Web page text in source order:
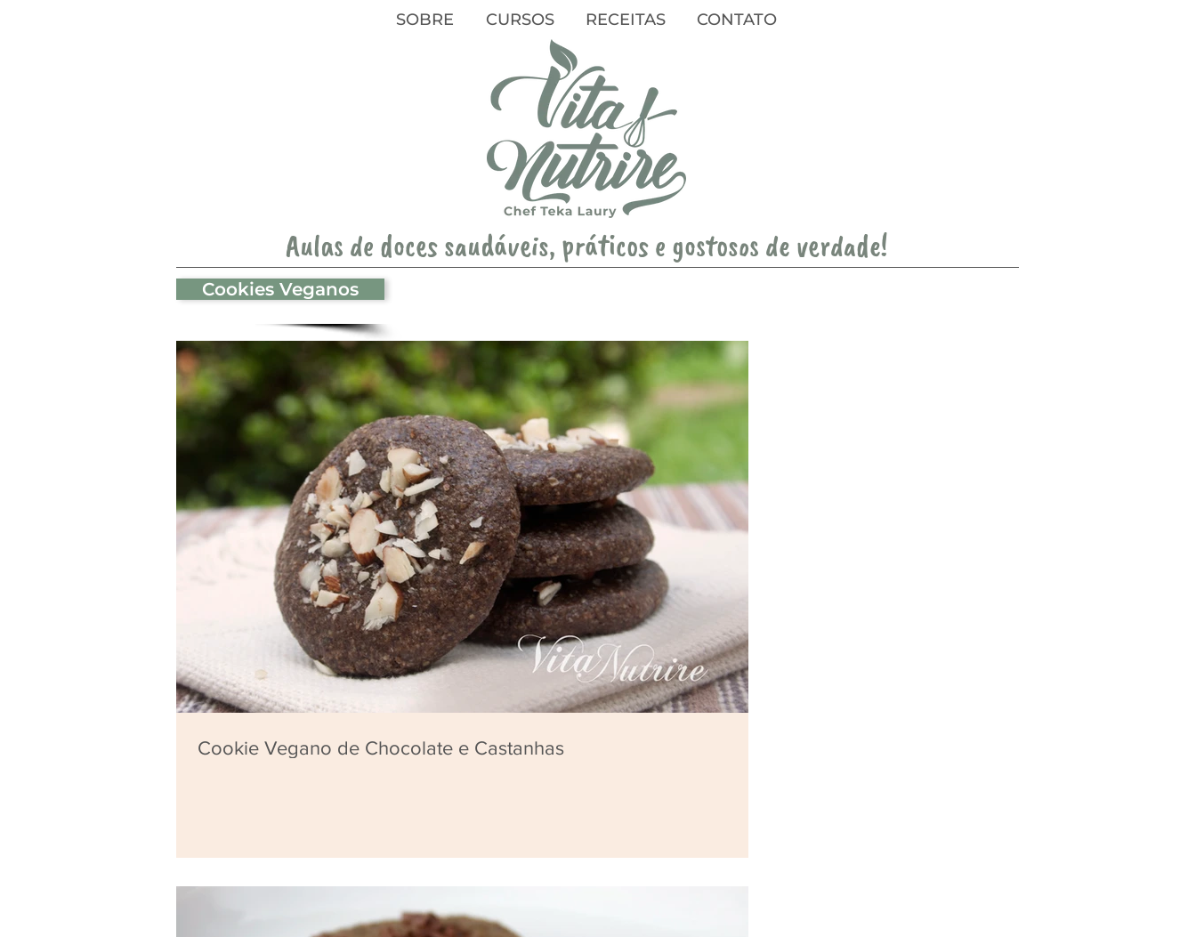
SOBRE CURSOS RECEITAS CONTATO
Aulas de doces saudáveis, práticos e gostosos de verdade!
Cookies Veganos
Cookie Vegano de Chocolate e Castanhas